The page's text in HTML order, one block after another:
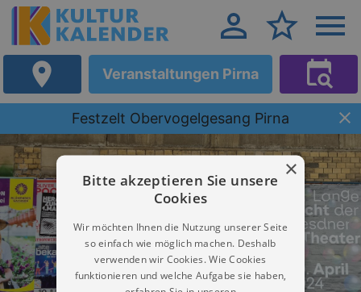
Veranstaltungen Pirna
Festzelt Obervogelgesang Pirna
×
Bitte akzeptieren Sie unsere
Cookies
Wir möchten Ihnen die Nutzung unserer Seite
so einfach wie möglich machen. Deshalb
verwenden wir Cookies. Wie Cookies
funktionieren und welche Aufgabe sie haben,